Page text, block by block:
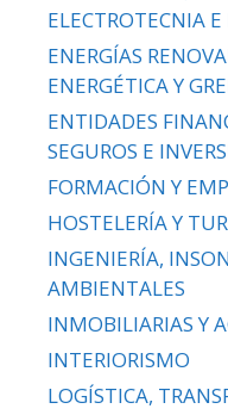
ELECTROTECNIA
ENERGÍAS
ENERGÉTICA Y
ENTIDADES
SEGUROS E
FORMACIÓN Y
HOSTELERÍA Y
INGENIERÍA,
AMBIENTALES
INMOBILIARIAS Y
INTERIORISMO
LOGÍSTICA,